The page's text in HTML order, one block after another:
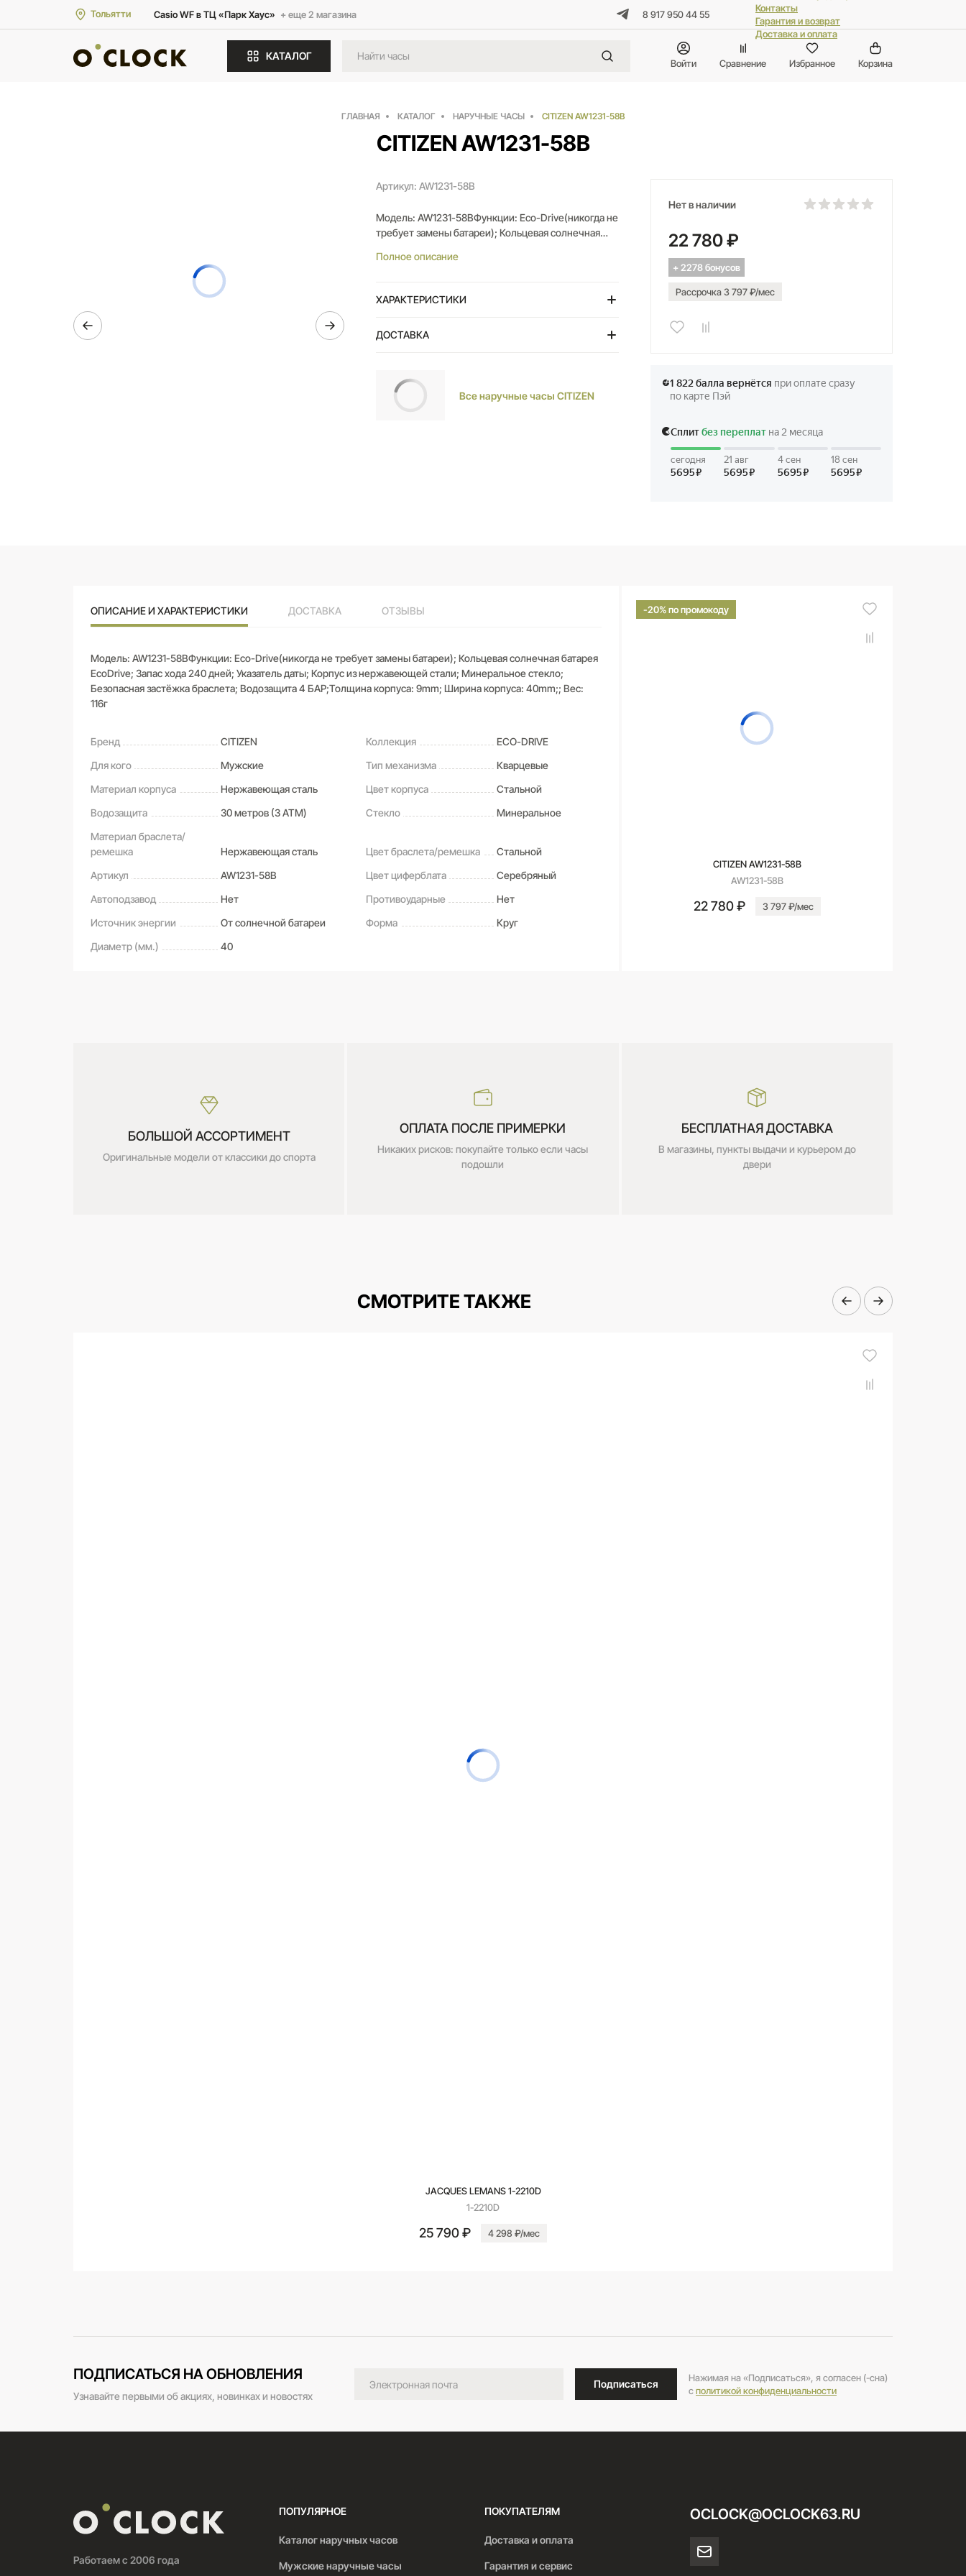
Тольятти Casio WF в ТЦ «Парк Хаус» + еще 2 магазина 8 917 950 44 55
Контакты
Гарантия и возврат
Доставка и оплата
КАТАЛОГ
Войти Сравнение Избранное Корзина
ГЛАВНАЯ КАТАЛОГ НАРУЧНЫЕ ЧАСЫ CITIZEN AW1231-58B
CITIZEN AW1231-58B
Артикул: AW1231-58B
Модель: AW1231-58BФункции: Eco-Drive(никогда не
требует замены батареи); Кольцевая солнечная
даты; Корпус из нержавеющей стали; Минеральное
Водозащита 4 БАР;Толщина корпуса: 9mm; Ширина
Полное описание
ХАРАКТЕРИСТИКИ
ДОСТАВКА
Все наручные часы CITIZEN
Нет в наличии
22 780 ₽
+ 2278 бонусов
Рассрочка 3 797 ₽/мес
ОПИСАНИЕ И ХАРАКТЕРИСТИКИ ДОСТАВКА ОТЗЫВЫ
Модель: AW1231-58BФункции: Eco-Drive(никогда не требует замены батареи); Кольцевая солнечная батарея
EcoDrive; Запас хода 240 дней; Указатель даты; Корпус из нержавеющей стали; Минеральное стекло;
Безопасная застёжка браслета; Водозащита 4 БАР;Толщина корпуса: 9mm; Ширина корпуса: 40mm;; Вес:
116г
Бренд CITIZEN Коллекция
ECO-DRIVE
Для кого
Мужские Тип механизма
Кварцевые
Материал корпуса
Нержавеющая сталь Цвет корпуса
Стальной
Водозащита
30 метров (3 ATM) Стекло
Минеральное
Материал браслета/
ремешка
Нержавеющая сталь Цвет браслета/ремешка
Стальной
Артикул
AW1231-58B Цвет циферблата
Серебряный
Автоподзавод
Нет Противоударные
Нет
Источник энергии
От солнечной батареи Форма
Круг
Диаметр (мм.)
40
-20% по промокоду
CITIZEN AW1231-58B
AW1231-58B
22 780 ₽ 3 797 ₽/мес
БОЛЬШОЙ АССОРТИМЕНТ
Оригинальные модели от классики до спорта
ОПЛАТА ПОСЛЕ ПРИМЕРКИ
Никаких рисков: покупайте только если часы
подошли
БЕСПЛАТНАЯ ДОСТАВКА
В магазины, пункты выдачи и курьером до
двери
СМОТРИТЕ ТАКЖЕ
JACQUES LEMANS 1-2210D
1-2210D
25 790 ₽ 4 298 ₽/мес
ПОДПИСАТЬСЯ НА ОБНОВЛЕНИЯ
Узнавайте первыми об акциях, новинках и новостях
Подписаться
Нажимая на «Подписаться», я согласен (-сна)
cполитикой конфиденциальности
Работаем с 2006 года
ПОПУЛЯРНОЕ
Каталог наручных часов
Мужские наручные часы
ПОКУПАТЕЛЯМ
Доставка и оплата
Гарантия и сервис
OCLOCK@OCLOCK63.RU